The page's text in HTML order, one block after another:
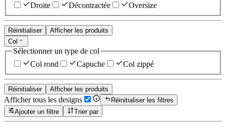
Droite
Décontractée Oversize
Réinitialiser
Afficher les produits
Col
Sélectionner un type de col
Col rond
Capuche Col zippé
Réinitialiser Afficher les produits
Afficher tous les designs
Réinitialiser les filtres
Ajouter un filtre
Trier par